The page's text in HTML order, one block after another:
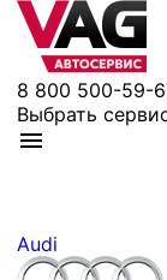
8 800 500-59-
Выбрать
Audi